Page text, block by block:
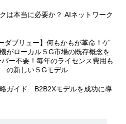
は本当に必要か？ AIネットワーク
ダブリュー】何もかもが革命！ゲ
がローカル５G市場の既存概念を
ー不要！毎年のライセンス費用も
の新しい５Gモデル
ガイド B2B2Xモデルを成功に導